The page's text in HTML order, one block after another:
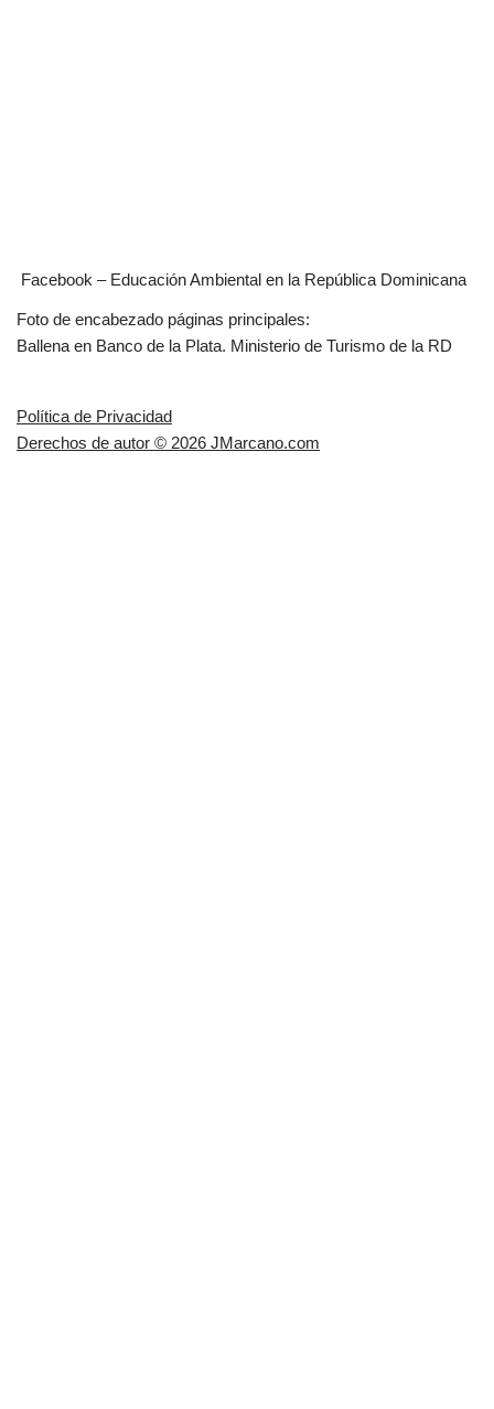
Facebook – Educación Ambiental en la República Dominicana
Foto de encabezado páginas principales:
Ballena en Banco de la Plata. Ministerio de Turismo de la RD
Política de Privacidad
Derechos de autor © 2026 JMarcano.com